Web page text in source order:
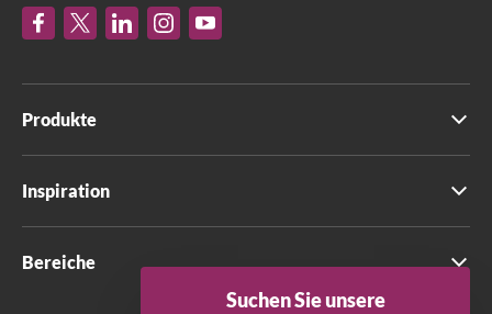
Produkte
Inspiration
Bereiche
Suchen Sie unsere